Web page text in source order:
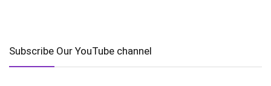
Subscribe Our YouTube channel